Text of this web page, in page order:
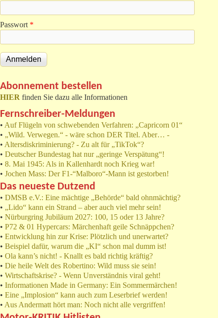
Passwort *
Abonnement bestellen
HIER finden Sie dazu alle Informationen
Fernschreiber-Meldungen
• Auf Flügeln von schwebenden Verfahren: „Capricorn 01“
• „Wild. Verwegen.“ - wäre schon DER Titel. Aber… -
• Altersdiskriminierung? - Zu alt für „TikTok“?
• Deutscher Bundestag hat nur „geringe Verspätung“!
• 8. Mai 1945: Als in Kallenhardt noch Krieg war!
• Jochen Mass: Der F1-“Malboro“-Mann ist gestorben!
Das neueste Dutzend
• DMSB e.V.: Eine mächtige „Behörde“ bald ohnmächtig?
• „Lido“ kann ein Strand – aber auch viel mehr sein!
• Nürburgring Jubiläum 2027: 100, 15 oder 13 Jahre?
• P72 & 01 Hypercars: Märchenhaft geile Schnäppchen?
• Entwicklung hin zur Krise: Plötzlich und unerwartet?
• Beispiel dafür, warum die „KI“ schon mal dumm ist!
• Ola kann’s nicht! - Knallt es bald richtig kräftig?
• Die heile Welt des Robertino: Wild muss sie sein!
• Wirtschaftskrise? - Wenn Unverständnis viral geht!
• Informationen Made in Germany: Ein Sommermärchen!
• Eine „Implosion“ kann auch zum Leserbrief werden!
• Aus Andermatt hört man: Noch nicht alle vergriffen!